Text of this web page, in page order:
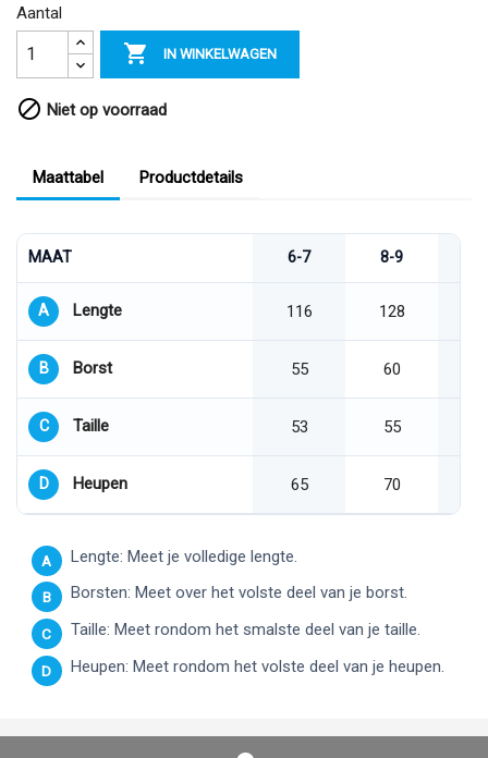
Aantal
 IN WINKELWAGEN
 Niet op voorraad
Maattabel Productdetails
MAAT 6-7 8-9
A Lengte 116 128
B Borst 55 60
C Taille 53 55
D Heupen 65 70
A Lengte: Meet je volledige lengte.
B Borsten: Meet over het volste deel van je borst.
C Taille: Meet rondom het smalste deel van je taille.
D Heupen: Meet rondom het volste deel van je heupen.